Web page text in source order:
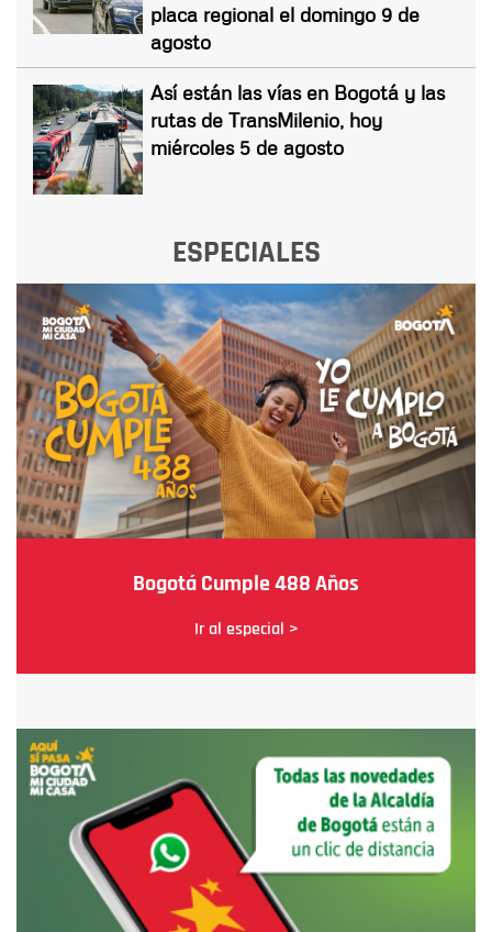
placa regional el domingo 9 de
agosto
Así están las vías en Bogotá y las
rutas de TransMilenio, hoy
miércoles 5 de agosto
ESPECIALES
Bogotá Cumple 488 Años
Ir al especial >